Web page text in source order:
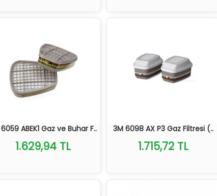
ABEK1 Gaz ve Buhar F..
1.629,94 TL
3M 6098 AX P3 Gaz Filtresi (..
1.715,72 TL